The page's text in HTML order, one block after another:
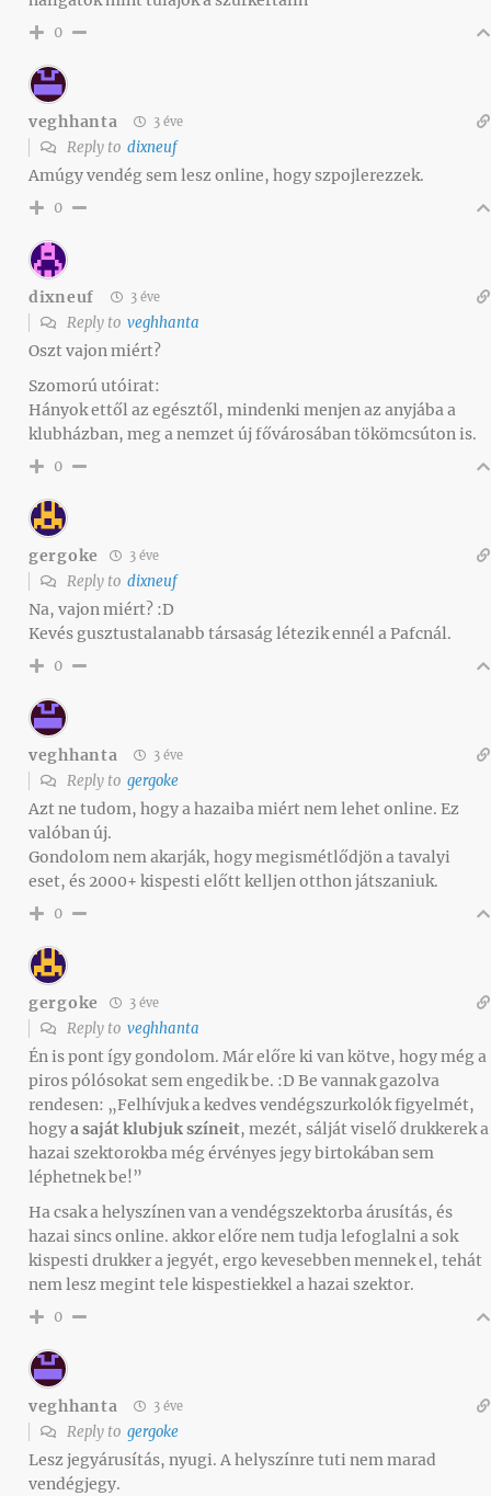
0
veghhanta 3 éve
Reply to dixneuf
Amúgy vendég sem lesz online, hogy szpojlerezzek.
0
dixneuf 3 éve
Reply to veghhanta
Oszt vajon miért?
Szomorú utóirat:
Hányok ettől az egésztől, mindenki menjen az anyjába a
klubházban, meg a nemzet új fővárosában tökömcsúton is.
0
gergoke 3 éve
Reply to dixneuf
Na, vajon miért? :D
Kevés gusztustalanabb társaság létezik ennél a Pafcnál.
0
veghhanta 3 éve
Reply to gergoke
Azt ne tudom, hogy a hazaiba miért nem lehet online. Ez
valóban új.
Gondolom nem akarják, hogy megismétlődjön a tavalyi
eset, és 2000+ kispesti előtt kelljen otthon játszaniuk.
0
gergoke 3 éve
Reply to veghhanta
Én is pont így gondolom. Már előre ki van kötve, hogy még a
piros pólósokat sem engedik be. :D Be vannak gazolva
rendesen: „Felhívjuk a kedves vendégszurkolók figyelmét,
hogya saját klubjuk színeit, mezét, sálját viselő drukkerek a
hazai szektorokba még érvényes jegy birtokában sem
léphetnek be!”
Ha csak a helyszínen van a vendégszektorba árusítás, és
hazai sincs online. akkor előre nem tudja lefoglalni a sok
kispesti drukker a jegyét, ergo kevesebben mennek el, tehát
nem lesz megint tele kispestiekkel a hazai szektor.
0
veghhanta 3 éve
Reply to gergoke
Lesz jegyárusítás, nyugi. A helyszínre tuti nem marad
vendégjegy.